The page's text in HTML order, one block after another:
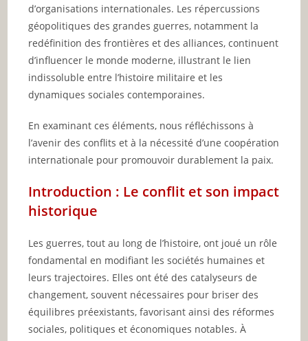
d’organisations internationales. Les répercussions
géopolitiques des grandes guerres, notamment la
redéfinition des frontières et des alliances, continuent
d’influencer le monde moderne, illustrant le lien
indissoluble entre l’histoire militaire et les
dynamiques sociales contemporaines.
En examinant ces éléments, nous réfléchissons à
l’avenir des conflits et à la nécessité d’une coopération
internationale pour promouvoir durablement la paix.
Introduction : Le conflit et son impact
historique
Les guerres, tout au long de l’histoire, ont joué un rôle
fondamental en modifiant les sociétés humaines et
leurs trajectoires. Elles ont été des catalyseurs de
changement, souvent nécessaires pour briser des
équilibres préexistants, favorisant ainsi des réformes
sociales, politiques et économiques notables. À